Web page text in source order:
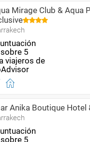
Mirage Club & Aqua
Anika Boutique Hotel